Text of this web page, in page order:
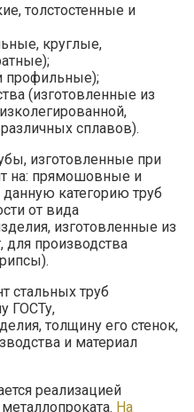
толстостенные и
круглые,
профильные);
(изготовленные из
сплавов).
изготовленные при
на: прямошовные и
категорию труб
от вида
изготовленные из
для производства
стальных труб
ГОСТу,
толщину его стенок,
и материал
реализацией
На